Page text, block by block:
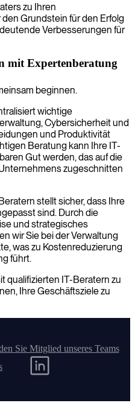
zu Ihren
Grundstein für den Erfolg
Verbesserungen für
mit Expertenberatung
beginnen.
wichtige
Cybersicherheit und
und Produktivität
Beratung kann Ihre IT-
Gut werden, das auf die
zugeschnitten
stellt sicher, dass Ihre
sind. Durch die
und strategisches
wir Sie bei der Verwaltung
was zu Kostenreduzierung
führt.
qualifizierten IT-Beratern zu
Ihre Geschäftsziele zu
Sie Mitglied unseres Teams